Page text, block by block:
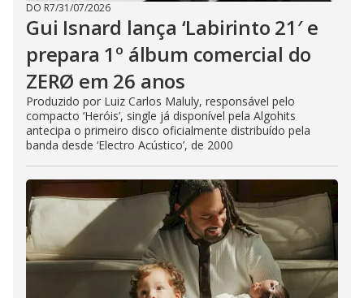
DO R7/31/07/2026
Gui Isnard lança ‘Labirinto 21′ e
prepara 1º álbum comercial do
ZERØ em 26 anos
Produzido por Luiz Carlos Maluly, responsável pelo
compacto ‘Heróis’, single já disponível pela Algohits
antecipa o primeiro disco oficialmente distribuído pela
banda desde ‘Electro Acústico’, de 2000